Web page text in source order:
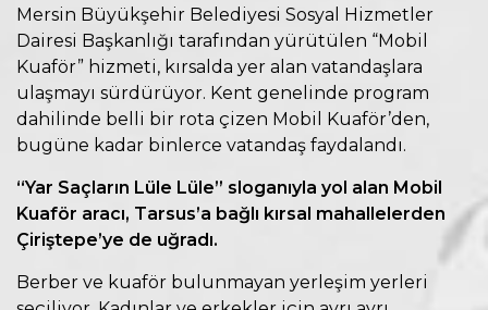
Mersin Büyükşehir Belediyesi Sosyal Hizmetler
Dairesi Başkanlığı tarafından yürütülen “Mobil
Kuaför” hizmeti, kırsalda yer alan vatandaşlara
ulaşmayı sürdürüyor. Kent genelinde program
dahilinde belli bir rota çizen Mobil Kuaför’den,
bugüne kadar binlerce vatandaş faydalandı.
“Yar Saçların Lüle Lüle” sloganıyla yol alan Mobil
Kuaför aracı, Tarsus’a bağlı kırsal mahallelerden
Çiriştepe’ye de uğradı.
Berber ve kuaför bulunmayan yerleşim yerleri